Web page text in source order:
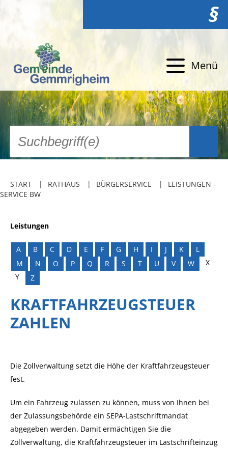
§
Menü
START RATHAUS BÜRGERSERVICE
LEISTUNGEN -
SERVICE BW
Leistungen
A B C D E F G H I J K
L
M
N O P Q R S T U V W
X
Y
Z
KRAFTFAHRZEUGSTEUER
ZAHLEN
Die Zollverwaltung setzt die Höhe der Kraftfahrzeugsteuer
fest.
Um ein Fahrzeug zulassen zu können, muss von Ihnen bei
der Zulassungsbehörde ein SEPA-Lastschriftmandat
abgegeben werden. Damit ermächtigen Sie die
Zollverwaltung, die Kraftfahrzeugsteuer im Lastschrifteinzug